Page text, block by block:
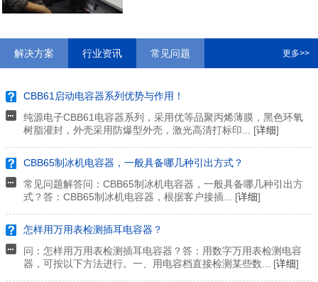
解决方案 行业资讯 常见问题 更多>>
CBB61启动电容器系列优势与作用！
纯源电子CBB61电容器系列，采用优等品聚丙烯薄膜，黑色环氧
树脂灌封，外壳采用防爆型外壳，激光高清打标印... [详细]
CBB65制冰机电容器，一般具备哪几种引出方式？
常见问题解答问：CBB65制冰机电容器，一般具备哪几种引出方
式？答：CBB65制冰机电容器，根据客户接插... [详细]
怎样用万用表检测插耳电容器？
问：怎样用万用表检测插耳电容器？答：用数字万用表检测电容
器，可按以下方法进行。一、用电容档直接检测某些数... [详细]